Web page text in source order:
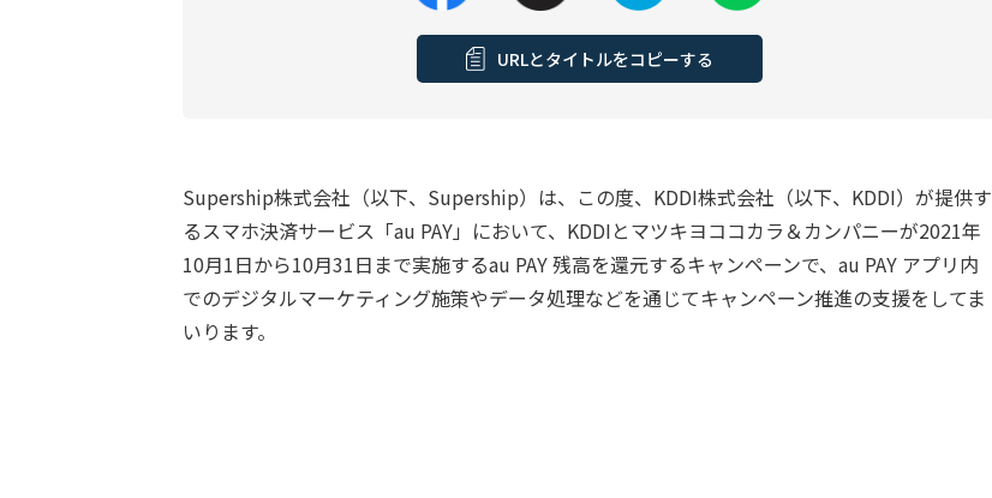
URLとタイトルをコピーする
Supership株式会社（以下、Supership）は、この度、KDDI株式会社（以下、KDDI）が提供す
るスマホ決済サービス「au PAY」において、KDDIとマツキヨココカラ＆カンパニーが2021年
10月1日から10月31日まで実施するau PAY 残高を還元するキャンペーンで、au PAY アプリ内
でのデジタルマーケティング施策やデータ処理などを通じてキャンペーン推進の支援をしてま
いります。